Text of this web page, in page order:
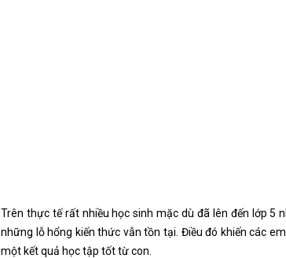
Trên thực tế rất nhiều học sinh mặc dù đã lên đến lớp
những lỗ hổng kiến thức vẫn tồn tại. Điều đó khiến các
một kết quả học tập tốt từ con.